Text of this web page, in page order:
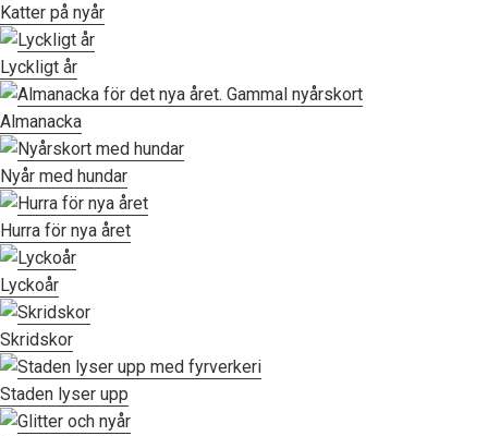
Katter på nyår
Lyckligt år
Almanacka
Nyår med hundar
Hurra för nya året
Lyckoår
Skridskor
Staden lyser upp